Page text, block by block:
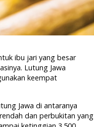
ibu jari yang besar
Lutung Jawa
keempat
Jawa di antaranya
dan perbukitan yang